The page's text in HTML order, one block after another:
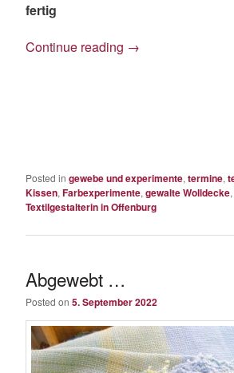
fertig
Continue reading →
Posted in gewebe und experimente, termine,
Kissen, Farbexperimente, gewalte Wolldecke,
Textilgestalterin in Offenburg
Abgewebt …
Posted on 5. September 2022